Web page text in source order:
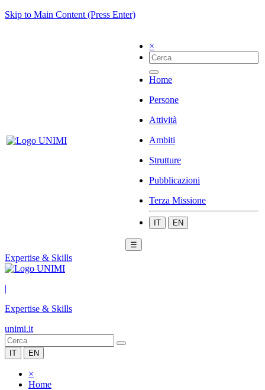
Skip to Main Content (Press Enter)
×
Home
Persone
Attività
Ambiti
Strutture
Pubblicazioni
Terza Missione
IT EN
☰
Expertise & Skills
|
Expertise & Skills
unimi.it
IT EN
×
Home